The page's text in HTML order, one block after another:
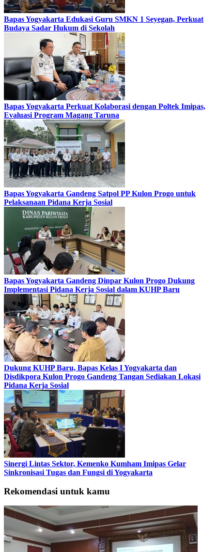
Bapas Yogyakarta Edukasi Guru SMKN 1 Seyegan, Perkuat
Budaya Sadar Hukum di Sekolah
Bapas Yogyakarta Perkuat Kolaborasi dengan Poltek Imipas,
Evaluasi Program Magang Taruna
Bapas Yogyakarta Gandeng Satpol PP Kulon Progo untuk
Pelaksanaan Pidana Kerja Sosial
Bapas Yogyakarta Gandeng Dinpar Kulon Progo Dukung
Implementasi Pidana Kerja Sosial dalam KUHP Baru
Dukung KUHP Baru, Bapas Kelas I Yogyakarta dan
Disdikpora Kulon Progo Gandeng Tangan Sediakan Lokasi
Pidana Kerja Sosial
Sinergi Lintas Sektor, Kemenko Kumham Imipas Gelar
Sinkronisasi Tugas dan Fungsi di Yogyakarta
Rekomendasi untuk kamu